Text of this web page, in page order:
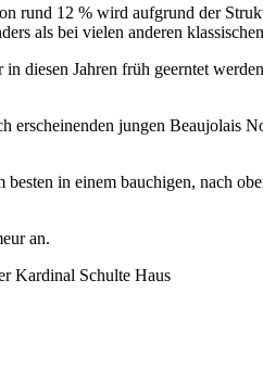
rund 12 % wird aufgrund der
als bei vielen anderen
diesen Jahren früh geerntet
jungen Beaujolais
in einem bauchigen, nach
an.
Kardinal Schulte Haus